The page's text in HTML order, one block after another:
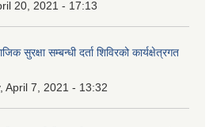
20, 2021 - 17:13
सुरक्षा सम्बन्धी दर्ता शिविरको कार्यक्षेत्रगत
April 7, 2021 - 13:32